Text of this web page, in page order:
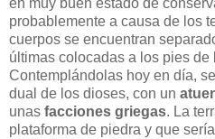
en muy buen estado de
probablemente a causa de los
cuerpos se encuentran
últimas colocadas a los pies de
Contemplándolas hoy en día,
dual de los dioses, con un
unas facciones griegas. La
plataforma de piedra y que